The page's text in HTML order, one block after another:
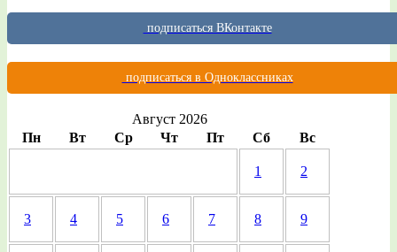
подписаться ВКонтакте
подписаться в Одноклассниках
Август 2026
Пн
Вт Ср Чт Пт Сб Вс
1 2
3 4 5 6 7 8 9